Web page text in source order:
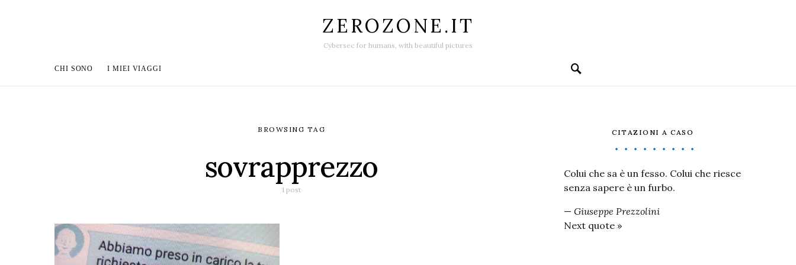
ZEROZONE.IT
Cybersec for humans, with beautiful pictures
CHI SONO I MIEI VIAGGI
BROWSING TAG
sovrapprezzo
1 post
CITAZIONI A CASO
Colui che sa è un fesso. Colui che riesce
senza sapere è un furbo.
— Giuseppe Prezzolini
Next quote »